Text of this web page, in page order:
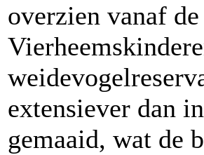
overzien vanaf
extensiever dan
gemaaid, wat de